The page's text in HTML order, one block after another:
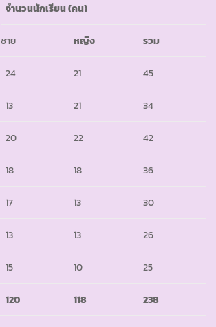
จำนวนนักเรียน(คน)
ชาย หญิง รวม
24 21 45
13 21 34
20 22 42
18 18 36
17 13 30
13 13 26
15 10 25
120 118 238